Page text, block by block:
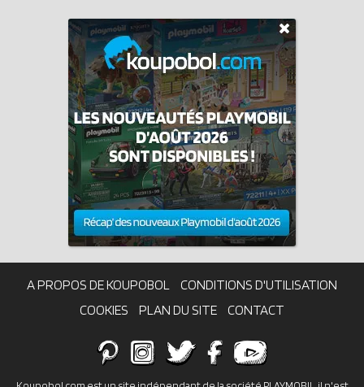
A PROPOS DE KOUPOBOL
CONDITIONS D'UTILISATION
COOKIES
PLAN DU SITE CONTACT